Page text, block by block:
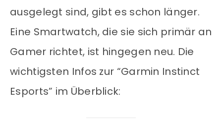
ausgelegt sind, gibt es schon länger.
Eine Smartwatch, die sie sich primär an
Gamer richtet, ist hingegen neu. Die
wichtigsten Infos zur “Garmin Instinct
Esports” im Überblick: